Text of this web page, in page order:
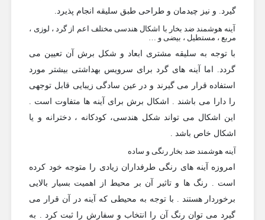
گیرد. و نیز چیدمان و طراحی طبق سلیقه انجام پذیرد.
آینه هوشمند ضد بخار با اشکال هندسی مختلف اعم از گرد ، لوزی ،
مربع ، مستطیل ، بیضی و …
با توجه به سلیقه مشتری ابعاد و شکل برش آن تعیین می
گردد. اما آینه های گرد برای سرویس بهداشتی بیشتر مورد
استفاده قرار می گیرند و در عین سادگی زیبایی قابل توجهی
را دارا می باشند . اشکال برش برای آینه ها متفاوت است .
این اشکال می تواند شکل هندسی، کودکانه ، دخترانه و یا
اشکال خاص باشد .
آینه هوشمند ضد بخار رنگی و ساده
امروزه آینه های رنگی طرفداران زیادی را متوجه خود کرده
است . رنگ ها و تاثیر آن بر محیط از اهمیت بسیار بالایی
برخوردار هستند . با توجه به محیطی که آینه در آن قرار می
گیرد می توان رنگ آن را انتخاب و سفارش را ثبت کرد . به